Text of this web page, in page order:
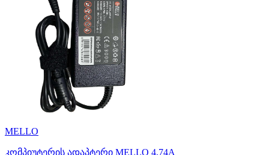
MELLO
კომპიუტერის ადაპტერი MELLO 4.74A